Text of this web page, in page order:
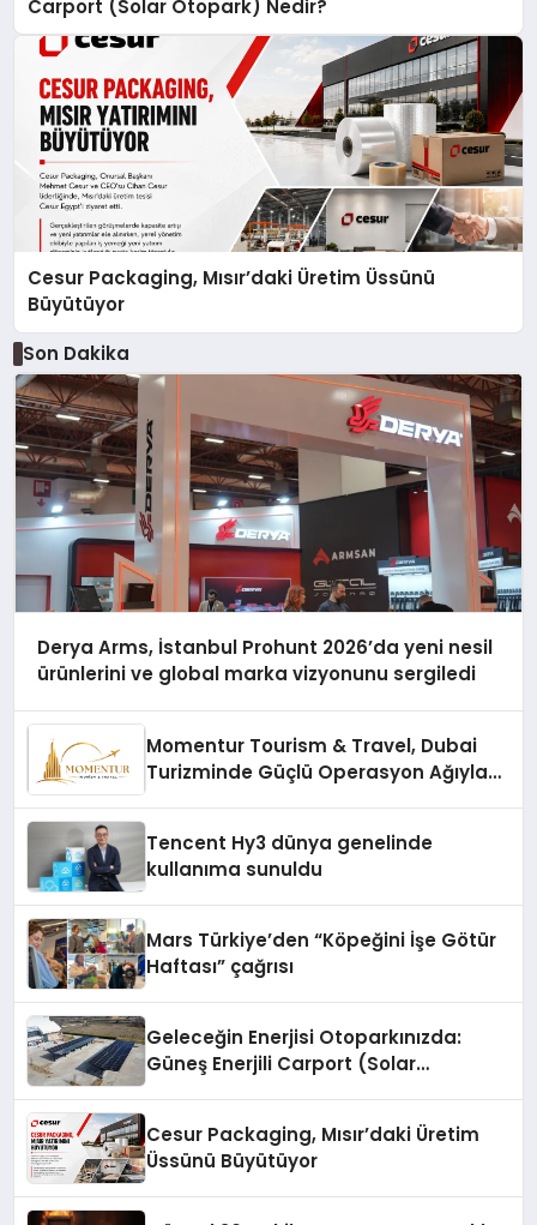
Carport (Solar Otopark) Nedir?
Cesur Packaging, Mısır’daki Üretim Üssünü
Büyütüyor
Son Dakika
Derya Arms, İstanbul Prohunt 2026’da yeni nesil
ürünlerini ve global marka vizyonunu sergiledi
Momentur Tourism & Travel, Dubai
Turizminde Güçlü Operasyon Ağıyla
Tencent Hy3 dünya genelinde
kullanıma sunuldu
Mars Türkiye’den “Köpeğini İşe Götür
Haftası” çağrısı
Geleceğin Enerjisi Otoparkınızda:
Güneş Enerjili Carport (Solar
Cesur Packaging, Mısır’daki Üretim
Üssünü Büyütüyor